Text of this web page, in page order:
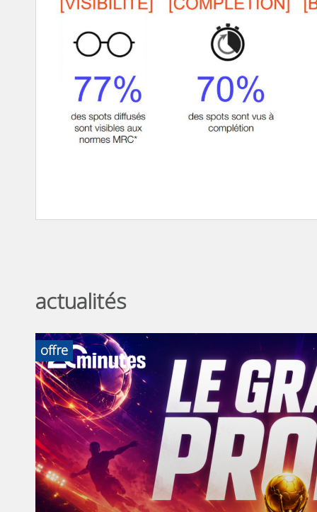
actualités
offre